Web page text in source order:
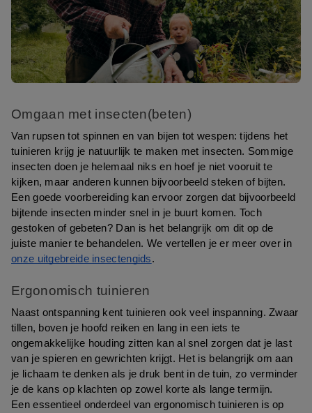
Omgaan met insecten(beten)
Van rupsen tot spinnen en van bijen tot wespen: tijdens het
tuinieren krijg je natuurlijk te maken met insecten. Sommige
insecten doen je helemaal niks en hoef je niet vooruit te
kijken, maar anderen kunnen bijvoorbeeld steken of bijten.
Een goede voorbereiding kan ervoor zorgen dat bijvoorbeeld
bijtende insecten minder snel in je buurt komen. Toch
gestoken of gebeten? Dan is het belangrijk om dit op de
onze uitgebreide insectengids.
Ergonomisch tuinieren
Naast ontspanning kent tuinieren ook veel inspanning. Zwaar
tillen, boven je hoofd reiken en lang in een iets te
ongemakkelijke houding zitten kan al snel zorgen dat je last
van je spieren en gewrichten krijgt. Het is belangrijk om aan
je lichaam te denken als je druk bent in de tuin, zo verminder
je de kans op klachten op zowel korte als lange termijn.
Een essentieel onderdeel van ergonomisch tuinieren is op